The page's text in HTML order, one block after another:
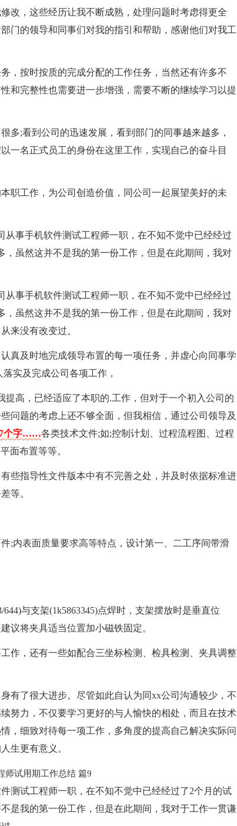
改，这些经历让我不断成熟，处理问题时考虑得更全
门的领导和同事们对我的指引和帮助，感谢他们对我工
，按时按质的完成分配的工作任务，当然还有许多不
和完整性也需要进一步增强，需要不断的继续学习以提
多;看到公司的迅速发展，看到部门的同事越来越多，
一名正式员工的身份在这里工作，实现自己的奋斗目
职工作，为公司创造价值，同公司一起展望美好的未
从事手机软件测试工程师一职，在不知不觉中已经经过
，虽然这并不是我的第一份工作，但是在此期间，我对
从事手机软件测试工程师一职，在不知不觉中已经经过
，虽然这并不是我的第一份工作，但是在此期间，我对
来没有改变过。
真及时地完成领导布置的每一项任务，并虚心向同事学
实及完成公司各项工作，
提高，已经适应了本职的.工作，但对于一个初入公司的
问题的考虑上还不够全面，但我相信，通过公司领导及
个字……各类技术文件;如;控制计划、过程流程图、过程
面布置等等。
些指导性文件版本中有不完善之处，并及时依据标准进
等。
;内表面质量要求高等特点，设计第一、二工序间带滑
与支架(1k5863345)点焊时，支架摆放时是垂直位
议将夹具适当位置加小磁铁固定。
作，还有一些如配合三坐标检测、检具检测、夹具调整
有了很大进步。尽管如此自认为同xx公司沟通较少，不
努力，不仅要学习更好的与人愉快的相处，而且在技术
，细致对待每一项工作，多角度的提高自己解决实际问
生更有意义。
测试工程师一职，在不知不觉中已经经过了2个月的试
是我的第一份工作，但是在此期间，我对于工作一贯谦
试用期工作总结 篇9